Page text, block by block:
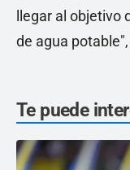
llegar al objetivo
de agua
Te puede